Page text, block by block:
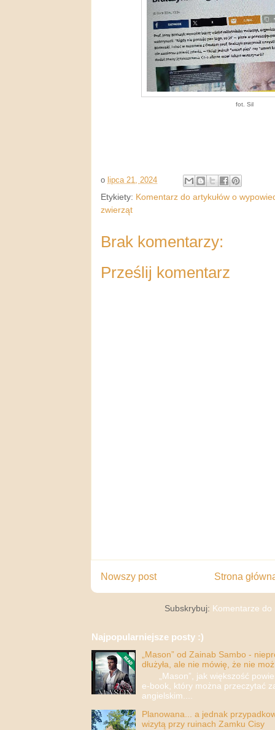
fot. Sil
o lipca 21, 2024
Etykiety: Komentarz do artykułów o
zwierząt
Brak komentarzy:
Prześlij komentarz
Nowszy post Strona
Subskrybuj: Komentarze do
Najpopularniejsze posty :)
„Mason” od Zainab Sambo -
dłużyła, ale nie mówię, że nie
„Mason”, jak większość
e-book, który można przeczytać
angielskim....
Planowana... a jednak
wizytą przy ruinach Zamku Cisy